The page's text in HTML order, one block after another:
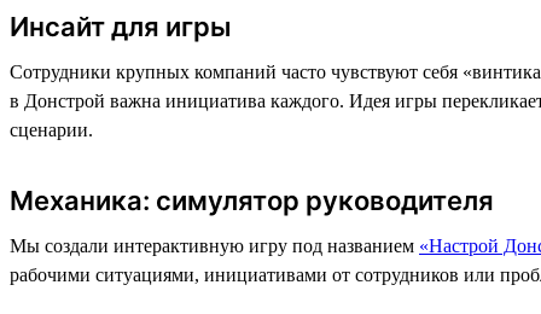
Инсайт для игры
Сотрудники крупных компаний часто чувствуют себя
в Донстрой важна инициатива каждого. Идея игры
сценарии.
Механика: симулятор руководителя
Мы создали интерактивную игру под названием «Настрой
рабочими ситуациями, инициативами от сотрудников или